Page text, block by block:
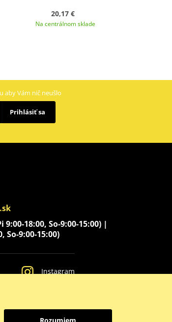
20,17 €
Na centrálnom sklade
aby Vám nič neušlo
Prihlásiť sa
18:00, So-9:00-15:00) |
So-9:00-15:00)
Instagram